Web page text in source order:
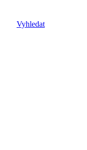
Vyhledat